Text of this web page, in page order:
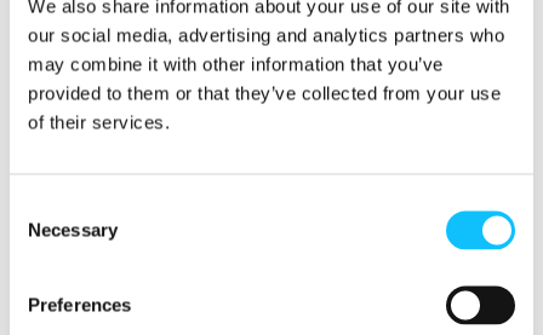
We also share information about your use of our site with
our social media, advertising and analytics partners who
may combine it with other information that you’ve
provided to them or that they’ve collected from your use
of their services.
Selection
Necessary
Preferences
vähintäänReilun kaupan takuuhinta, joka
toimii tärkeänä turvaverkkona tuottajille ja
keinona rakentaa kestävyyttään
markkinahintojen vaihteluiden keskellä.
koko yhteisöä.
2021 Reilun kaupan banaanitiloilla
, jotka ovat 70